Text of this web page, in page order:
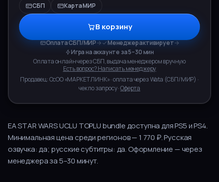
СБП Карта МИР
В корзину
Оплата СБП/МИР→ Менеджер активирует→
Игра на аккаунте за 5–30 мин
Оплата онлайн через СБП, выдача менеджером вручную
Есть вопрос? Написать менеджеру
Продавец:ОсОО «МАРКЕТ ЛИНК»· оплата черезWata (СБП/МИР) ·
чек по запросу ·Оферта
EA STAR WARS UCLU TOPLU bundleдоступна дляPS5 и PS4.
Минимальная цена среди регионов — 1 770 ₽.Русская
озвучка:да; русские субтитры: да. Оформление — через
менеджера за5–30минут.